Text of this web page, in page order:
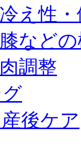
え性
など
調整
後ケア